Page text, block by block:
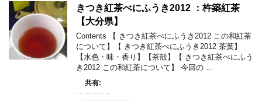
きつき紅茶べにふうき2012 ：杵築紅茶
【大分県】
Contents 【 きつき紅茶べにふうき2012 この和紅茶
について】【 きつき紅茶べにふうき2012 茶葉】
【水色・味・香り】【茶殻】【 きつき紅茶べにふう
き2012 この和紅茶について】 今回の …
共有: